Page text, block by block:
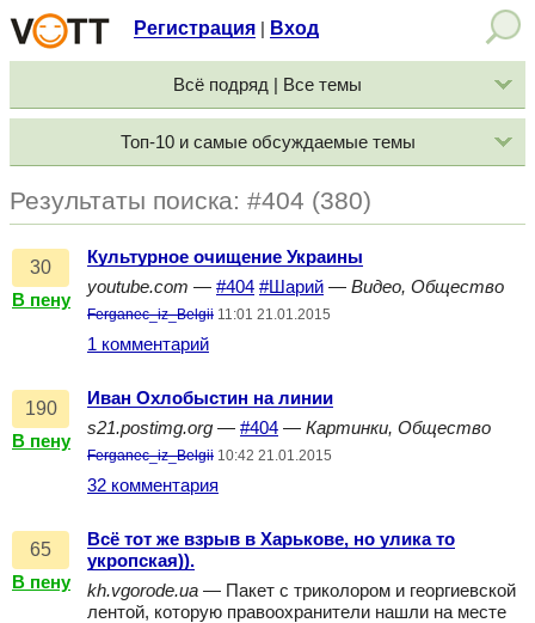
Регистрация Вход
Всё подряд | Все темы
Топ-10 и самые обсуждаемые темы
Результаты поиска: #404 (380)
30
В пену
Культурное очищение Украины
youtube.com — #404 #Шарий — Видео, Общество
Ferganec_iz_Belgii 11:01 21.01.2015
1 комментарий
190
В пену
Иван Охлобыстин на линии
s21.postimg.org — #404 — Картинки, Общество
Ferganec_iz_Belgii 10:42 21.01.2015
32 комментария
65
В пену
Всё тот же взрыв в Харькове, но улика то
укропская)).
kh.vgorode.ua — Пакет с триколором и георгиевской
лентой, которую правоохранители нашли на месте